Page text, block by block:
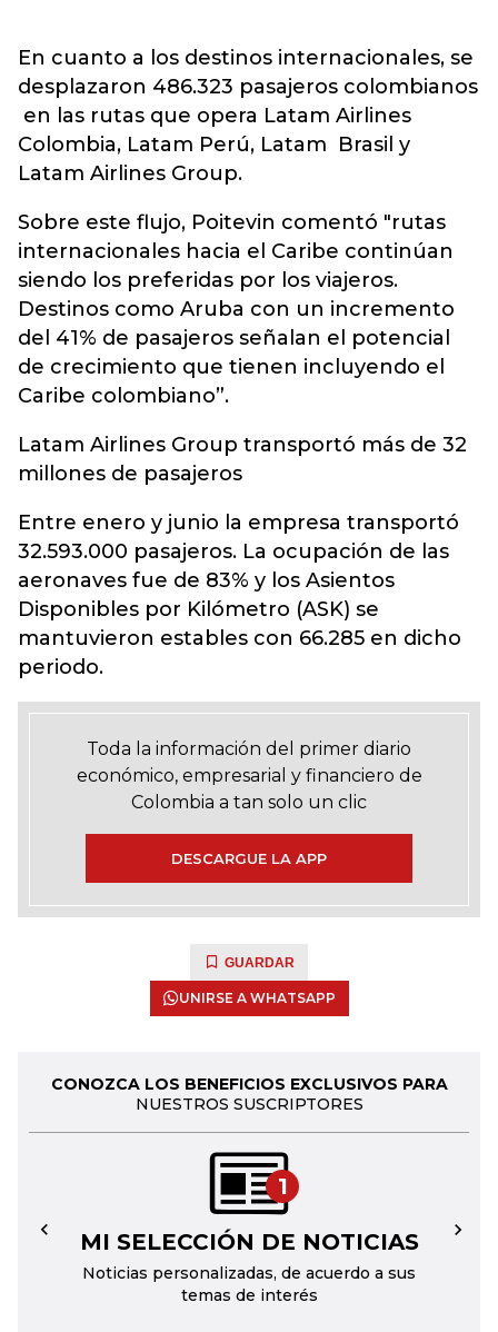
En cuanto a los destinos internacionales, se
desplazaron 486.323 pasajeros colombianos
en las rutas que opera Latam Airlines
Colombia, Latam Perú, Latam Brasil y
Latam Airlines Group.
Sobre este flujo, Poitevin comentó "rutas
internacionales hacia el Caribe continúan
siendo los preferidas por los viajeros.
Destinos como Aruba con un incremento
del 41% de pasajeros señalan el potencial
de crecimiento que tienen incluyendo el
Caribe colombiano”.
Latam Airlines Group transportó más de 32
millones de pasajeros
Entre enero y junio la empresa transportó
32.593.000 pasajeros. La ocupación de las
aeronaves fue de 83% y los Asientos
Disponibles por Kilómetro (ASK) se
mantuvieron estables con 66.285 en dicho
periodo.
Toda la información del primer diario
económico, empresarial y financiero de
Colombia a tan solo un clic
DESCARGUE LA APP
GUARDAR
UNIRSE A WHATSAPP
CONOZCA LOS BENEFICIOS EXCLUSIVOS PARA
NUESTROS SUSCRIPTORES
1
MI SELECCIÓN DE NOTICIAS
Noticias personalizadas, de acuerdo a sus
temas de interés
← →